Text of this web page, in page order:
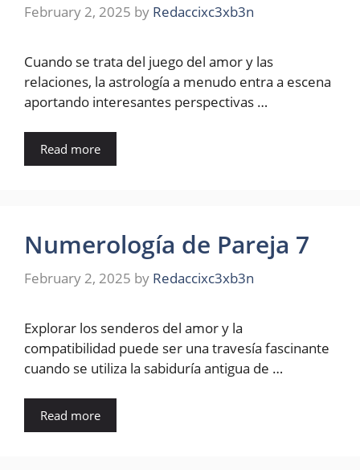
February 2, 2025 by Redaccixc3xb3n
Cuando se trata del juego del amor y las
relaciones, la astrología a menudo entra a escena
aportando interesantes perspectivas …
Read more
Numerología de Pareja 7
February 2, 2025 by Redaccixc3xb3n
Explorar los senderos del amor y la
compatibilidad puede ser una travesía fascinante
cuando se utiliza la sabiduría antigua de …
Read more